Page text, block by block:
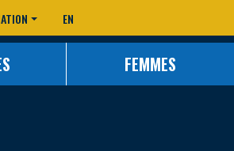
EN
FEMMES